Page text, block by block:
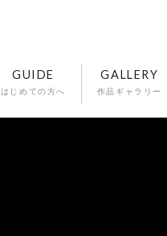
GUIDE
はじめての方へ
GALLERY
作品ギャラリー